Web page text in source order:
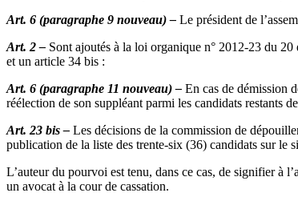
Art. 6 (paragraphe 9 nouveau) – Le président de
Art. 2 – Sont ajoutés à la loi organique n° 2012-23 du
et un article 34 bis :
Art. 6 (paragraphe 11 nouveau) – En cas de démission
réélection de son suppléant parmi les candidats restants
Art. 23 bis – Les décisions de la commission de
publication de la liste des trente-six (36) candidats sur le
L’auteur du pourvoi est tenu, dans ce cas, de signifier à
un avocat à la cour de cassation.